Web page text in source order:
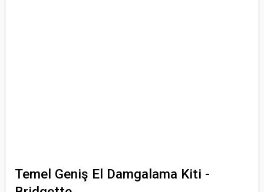
Temel Geniş El Damgalama Kiti -